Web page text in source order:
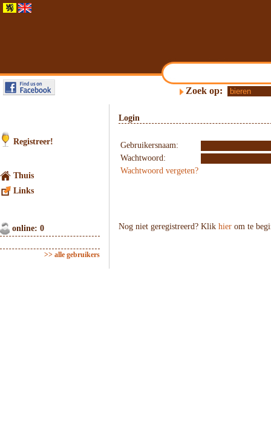
Zoek op:
Registreer!
Thuis
Links
online: 0
>> alle gebruikers
Login
Gebruikersnaam:
Wachtwoord:
Wachtwoord vergeten?
Nog niet geregistreerd? Klik hier om te